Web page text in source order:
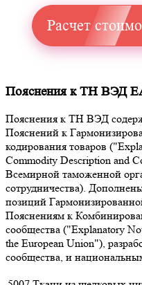
Расчет
Пояснения к ТН ВЭД
Пояснения к ТН ВЭД
Пояснений к
кодирования товаров
Commodity Description and
Всемирной таможенной
сотрудничества).
позиций
Пояснениям к
сообщества ("Explanatory
the European Union"),
сообщества, и